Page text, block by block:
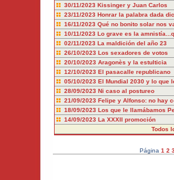
30/11/2023 Kissinger y Juan Carlos
23/11/2023 Honrar la palabra dada
16/11/2023 Qué no bonito solar nos
10/11/2023 Lo grave es la
02/11/2023 La maldición del año 23
26/10/2023 Los sexadores de votos
20/10/2023 Aragonès y la estulticia
12/10/2023 El pasacalle republicano
05/10/2023 El Mundial 2030 y lo que
28/09/2023 Ni caso al postureo
21/09/2023 Felipe y Alfonso: no hay
18/09/2023 Los que le llamábamos
14/09/2023 La XXXII promoción
Todos
Página 1 2